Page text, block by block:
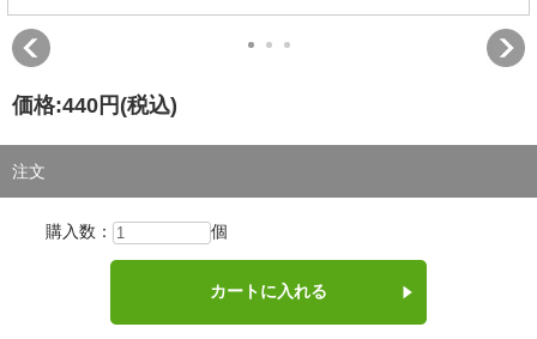
価格:440円 (税込)
注文
購入数： 個